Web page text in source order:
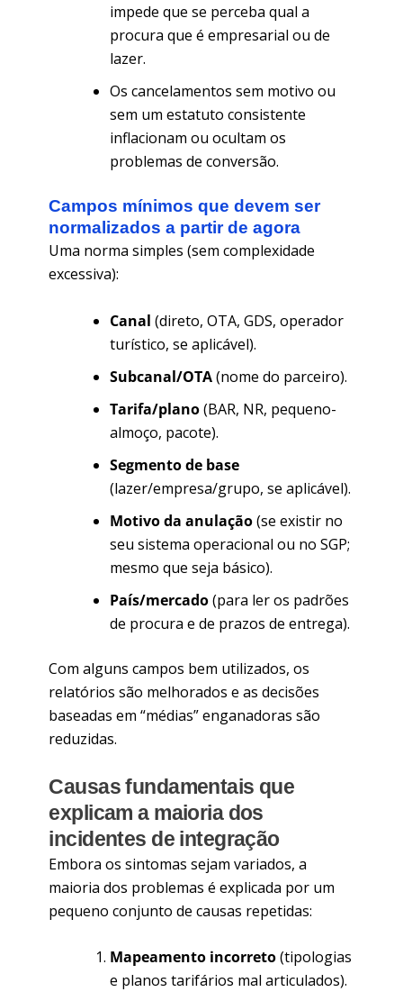
impede que se perceba qual a
procura que é empresarial ou de
lazer.
Os cancelamentos sem motivo ou
sem um estatuto consistente
inflacionam ou ocultam os
problemas de conversão.
Campos mínimos que devem ser
normalizados a partir de agora
Uma norma simples (sem complexidade
excessiva):
Canal (direto, OTA, GDS, operador
turístico, se aplicável).
Subcanal/OTA(nome do parceiro).
Tarifa/plano(BAR, NR, pequeno-
almoço, pacote).
Segmento de base
(lazer/empresa/grupo, se aplicável).
Motivo da anulação(se existir no
seu sistema operacional ou no SGP;
mesmo que seja básico).
País/mercado(para ler os padrões
de procura e de prazos de entrega).
Com alguns campos bem utilizados, os
relatórios são melhorados e as decisões
baseadas em “médias” enganadoras são
reduzidas.
Causas fundamentais que
explicam a maioria dos
incidentes de integração
Embora os sintomas sejam variados, a
maioria dos problemas é explicada por um
pequeno conjunto de causas repetidas:
Mapeamento incorreto(tipologias
e planos tarifários mal articulados).